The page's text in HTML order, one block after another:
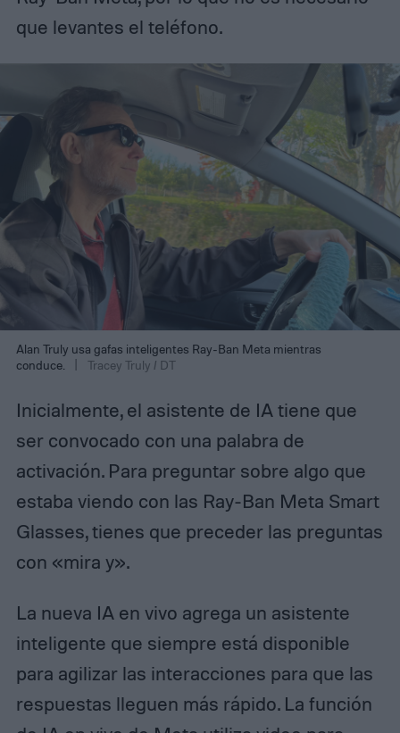
que levantes el teléfono.
Alan Truly usa gafas inteligentes Ray-Ban Meta mientras
conduce.
Tracey Truly / DT
Inicialmente, el asistente de IA tiene que
ser convocado con una palabra de
activación. Para preguntar sobre algo que
estaba viendo con las Ray-Ban Meta Smart
Glasses, tienes que preceder las preguntas
con «mira y».
La nueva IA en vivo agrega un asistente
inteligente que siempre está disponible
para agilizar las interacciones para que las
respuestas lleguen más rápido. La función